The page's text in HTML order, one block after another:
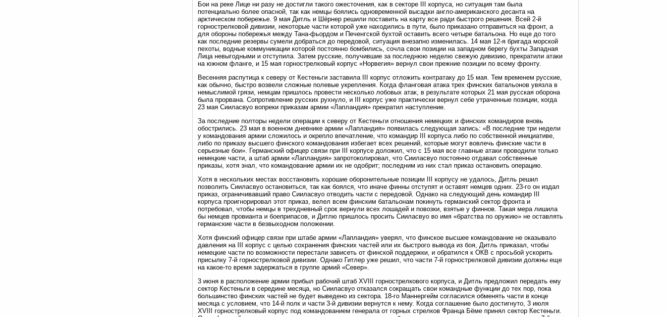
Бои на реке Лице ни разу не достигли такого ожесточения, как в секторе III корпуса, но ситуация там была
потенциально более опасной, так как немцы боялись одновременной высадки англо-американского десанта на
арктическом побережье. 9 мая Дитль и Шёрнер решили поставить на карту все ради быстрого решения. Всей 2-й
горнострелковой дивизии, некоторые части которой уже находились в пути, было приказано отправиться на фронт, а
для обороны побережья между Тана-фьордом и Печенгской бухтой оставить всего четыре батальона. Но еще до того
как последние резервы сумели добраться до передовой, ситуация внезапно изменилась. 14 мая 12-я бригада морской
пехоты, водные коммуникации которой постоянно бомбились, сочла свои позиции на западном берегу бухты Западная
Лица невыгодными и отступила. Затем русские, получившие за последнюю неделю свежую дивизию, прекратили атаки
на южном фланге, и 15 мая горнострелковый корпус «Норвегия» вернул свои прежние позиции по всему фронту.
Весенняя распутица к северу от Кестеньги заставила III корпус отложить контратаку до 15 мая. Тем временем русские,
как обычно, быстро возвели сложные полевые укрепления. Когда фланговая атака трех финских батальонов увязла в
немыслимой грязи, немцам пришлось провести несколько лобовых атак, в результате которых 21 мая русская оборона
была прорвана. Сопротивление русских рухнуло, и III корпус уже практически вернул себе утраченные позиции, когда
23 мая Сииласвуо вопреки приказам армии «Лапландия» прекратил наступление.
За последние полторы недели операции к северу от Кестеньги отношения немецких и финских командиров вновь
обострились. 23 мая в военном дневнике армии «Лапландия» появилась следующая запись: «В последние три недели
у командования армии сложилось и окрепло впечатление, что командир III корпуса либо по собственной инициативе,
либо по приказу высшего финского командования избегает всех решений, которые могут вовлечь финские части в
серьезные бои». Германский офицер связи при III корпусе доложил, что с 15 мая все главные атаки проводили только
немецкие части, а штаб армии «Лапландия» запротоколировал, что Сииласвуо постоянно отдавал собственные
приказы, хотя знал, что командование армии их не одобрит; последним из них стал приказ остановить операцию.
Хотя в нескольких местах восстановить хорошие оборонительные позиции III корпусу не удалось, Дитль решил
позволить Сииласвуо остановиться, так как боялся, что иначе финны отступят и оставят немцев одних. 23-го он издал
приказ, ограничивавший право Сииласвуо отводить части с передовой. Однако на следующий день командир III
корпуса проигнорировал этот приказ, велел всем финским батальонам покинуть германский сектор фронта и
потребовал, чтобы немцы в трехдневный срок вернули всех лошадей и повозки, взятые у финнов. Такая мера лишила
бы немцев провианта и боеприпасов, и Дитлю пришлось просить Сииласвуо во имя «братства по оружию» не оставлять
германские части в безвыходном положении.
Хотя финский офицер связи при штабе армии «Лапландия» уверял, что финское высшее командование не оказывало
давления на III корпус с целью сохранения финских частей или их быстрого вывода из боя, Дитль приказал, чтобы
немецкие части по возможности перестали зависеть от финской поддержки, и обратился к ОКВ с просьбой ускорить
присылку 7-й горнострелковой дивизии. Однако Гитлер уже решил, что части 7-й горнострелковой дивизии должны еще
на какое-то время задержаться в группе армий «Север».
3 июня в расположение армии прибыл рабочий штаб XVIII горнострелкового корпуса, и Дитль предложил передать ему
сектор Кестеньги в середине месяца, но Сииласвуо отказался сокращать свои командные функции до тех пор, пока
большинство финских частей не будет выведено из сектора. 18-го Маннергейм согласился обменять части в конце
месяца с условием, что 14-й полк и части 3-й дивизии вернутся к нему. Когда соглашение было достигнуто, 3 июля
XVIII горнострелковый корпус под командованием генерала от горных стрелков Франца Бёме принял сектор Кестеньги.